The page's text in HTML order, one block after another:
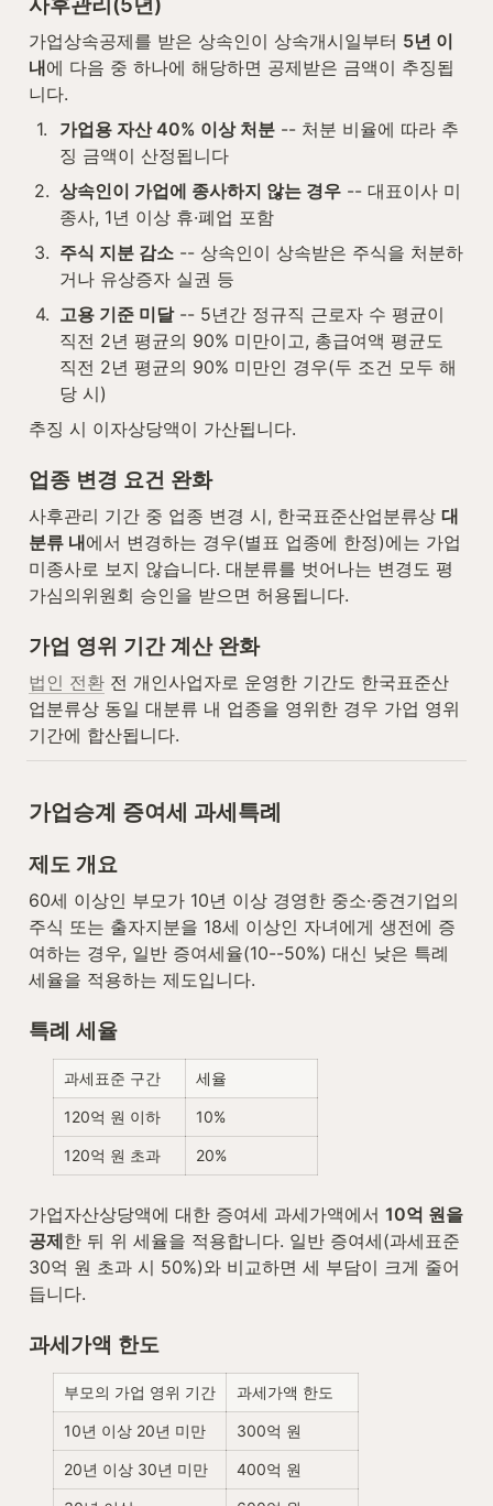
사후관리(5년)
가업상속공제를 받은 상속인이 상속개시일부터 5년 이
내에 다음 중 하나에 해당하면 공제받은 금액이 추징됩
니다.
1. 가업용 자산 40% 이상 처분 -- 처분 비율에 따라 추
징 금액이 산정됩니다
2. 상속인이 가업에 종사하지 않는 경우 -- 대표이사 미
종사, 1년 이상 휴·폐업 포함
3. 주식 지분 감소 -- 상속인이 상속받은 주식을 처분하
거나 유상증자 실권 등
4. 고용 기준 미달 -- 5년간 정규직 근로자 수 평균이
직전 2년 평균의 90% 미만이고, 총급여액 평균도
직전 2년 평균의 90% 미만인 경우(두 조건 모두 해
당 시)
추징 시 이자상당액이 가산됩니다.
업종 변경 요건 완화
사후관리 기간 중 업종 변경 시, 한국표준산업분류상 대
분류 내에서 변경하는 경우(별표 업종에 한정)에는 가업
미종사로 보지 않습니다. 대분류를 벗어나는 변경도 평
가심의위원회 승인을 받으면 허용됩니다.
가업 영위 기간 계산 완화
법인 전환 전 개인사업자로 운영한 기간도 한국표준산
업분류상 동일 대분류 내 업종을 영위한 경우 가업 영위
기간에 합산됩니다.
가업승계 증여세 과세특례
제도 개요
60세 이상인 부모가 10년 이상 경영한 중소·중견기업의
주식 또는 출자지분을 18세 이상인 자녀에게 생전에 증
여하는 경우, 일반 증여세율(10--50%) 대신 낮은 특례
세율을 적용하는 제도입니다.
특례 세율
과세표준 구간 세율
120억 원 이하 10%
120억 원 초과 20%
가업자산상당액에 대한 증여세 과세가액에서 10억 원을
공제한 뒤 위 세율을 적용합니다. 일반 증여세(과세표준
30억 원 초과 시 50%)와 비교하면 세 부담이 크게 줄어
듭니다.
과세가액 한도
부모의 가업 영위 기간 과세가액 한도
10년 이상 20년 미만 300억 원
20년 이상 30년 미만 400억 원